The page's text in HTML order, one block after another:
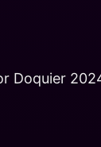
Doquier